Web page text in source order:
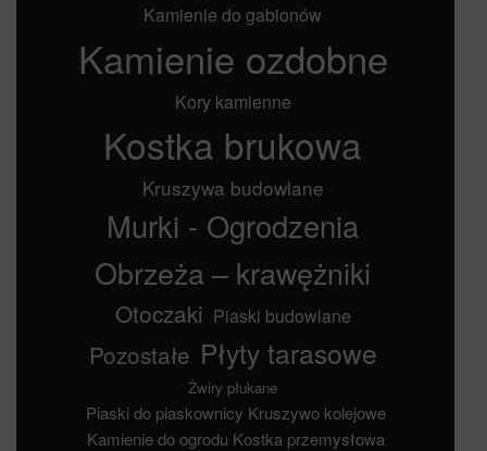
Kamienie do gabionów
Kamienie ozdobne
Kory kamienne
Kostka brukowa
Kruszywa budowlane
Murki - Ogrodzenia
Obrzeża – krawężniki
Otoczaki Piaski budowlane
Pozostałe Płyty tarasowe
Żwiry płukane
Piaski do piaskownicy Kruszywo kolejowe
Kamienie do ogrodu Kostka przemysłowa